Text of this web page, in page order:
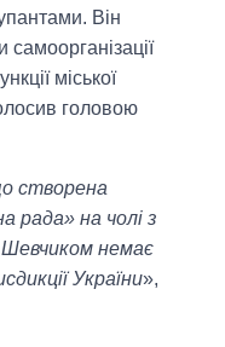
Він
міської
головою
створена
рада» на чолі з
немає
України»,